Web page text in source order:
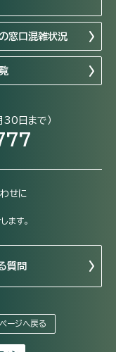
窓口混雑状況
30日まで）
せに
ます。
質問
ページへ戻る